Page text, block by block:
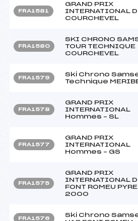
FRA1581
GRAND PRIX
INTERNATIONAL
COURCHEVEL
FRA1580
SKI CHRONO
TOUR TECHNIQUE
COURCHEVEL
FRA1579
Ski Chrono
Technique
FRA1578
GRAND PRIX
INTERNATIONAL
Hommes – SL
FRA1577
GRAND PRIX
INTERNATIONAL
Hommes – GS
FRA1575
GRAND PRIX
INTERNATIONAL
FONT ROMEU
2000
FRA1576
Ski Chrono